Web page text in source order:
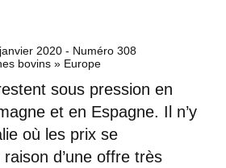
2020 - Numéro 308
bovins » Europe
sous pression en
et en Espagne. Il n’y
où les prix se
d’une offre très